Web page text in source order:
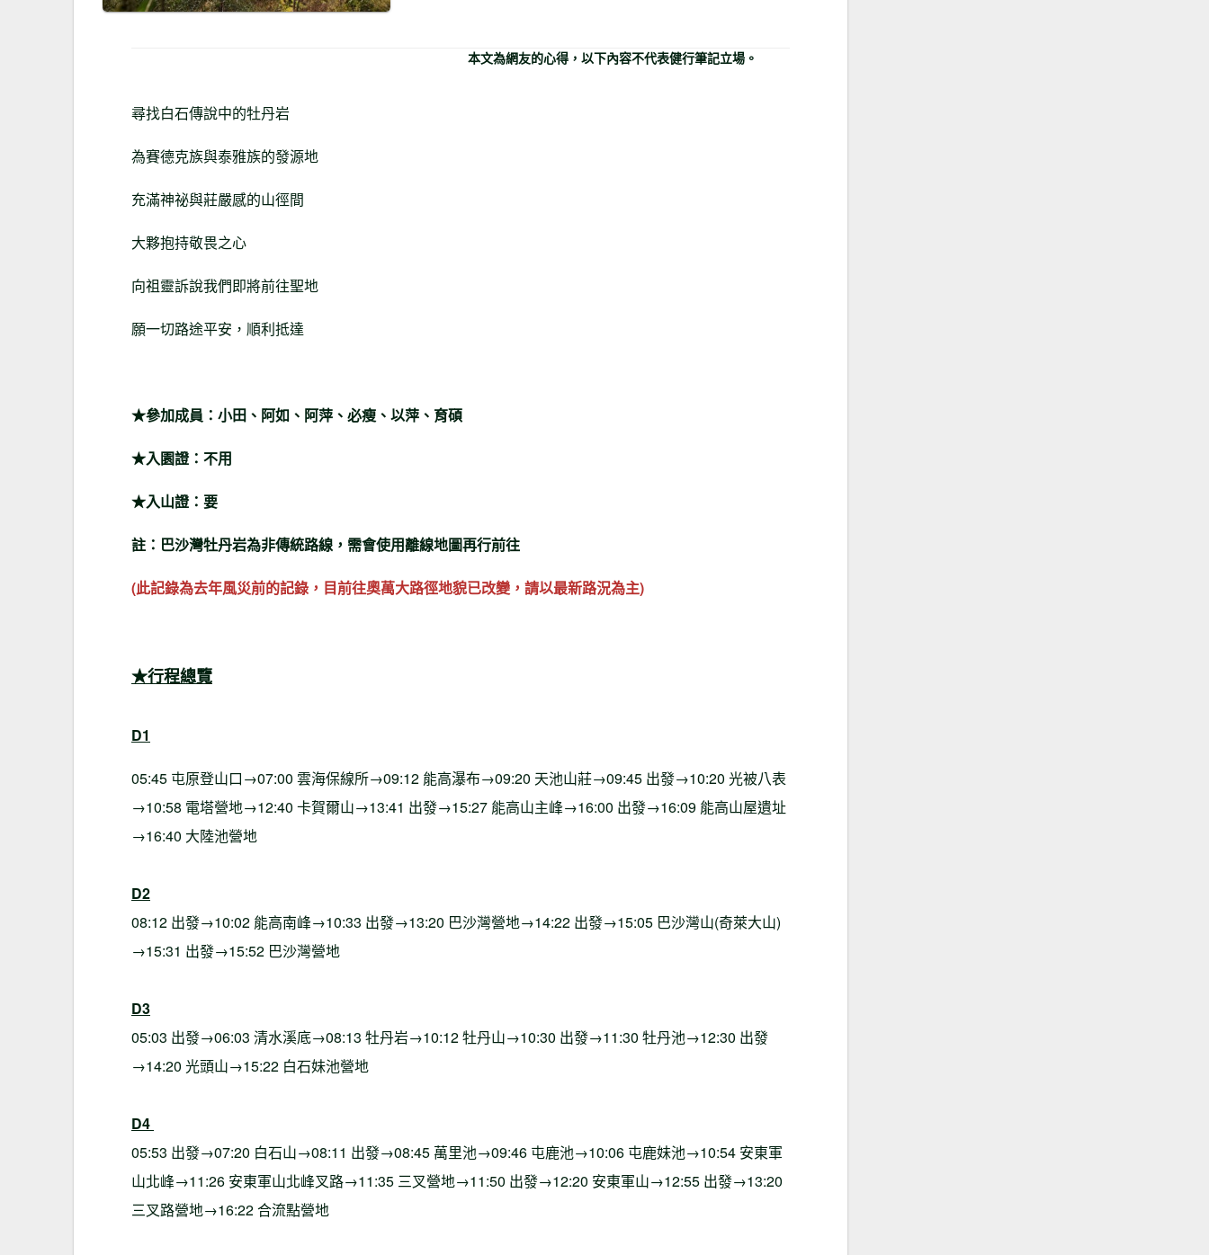
本文為網友的心得，以下內容不代表健行筆記立場。
尋找白石傳說中的牡丹岩
為賽德克族與泰雅族的發源地
充滿神祕與莊嚴感的山徑間
大夥抱持敬畏之心
向祖靈訴說我們即將前往聖地
願一切路途平安，順利抵達
★參加成員：小田、阿如、阿萍、必瘦、以萍、育碩
★入園證：不用
★入山證：要
註：巴沙灣牡丹岩為非傳統路線，需會使用離線地圖再行前往
(此記錄為去年風災前的記錄，目前往奧萬大路徑地貌已改變，請以最新路況為主)
★行程總覽
D1
05:45 屯原登山口→07:00 雲海保線所→09:12 能高瀑布→09:20 天池山莊→09:45 出發→10:20 光被八表
→10:58 電塔營地→12:40 卡賀爾山→13:41 出發→15:27 能高山主峰→16:00 出發→16:09 能高山屋遺址
→16:40 大陸池營地
D2
08:12 出發→10:02 能高南峰→10:33 出發→13:20 巴沙灣營地→14:22 出發→15:05 巴沙灣山(奇萊大山)
→15:31 出發→15:52 巴沙灣營地
D3
05:03 出發→06:03 清水溪底→08:13 牡丹岩→10:12 牡丹山→10:30 出發→11:30 牡丹池→12:30 出發
→14:20 光頭山→15:22 白石妹池營地
D4
05:53 出發→07:20 白石山→08:11 出發→08:45 萬里池→09:46 屯鹿池→10:06 屯鹿妹池→10:54 安東軍
山北峰→11:26 安東軍山北峰叉路→11:35 三叉營地→11:50 出發→12:20 安東軍山→12:55 出發→13:20
三叉路營地→16:22 合流點營地